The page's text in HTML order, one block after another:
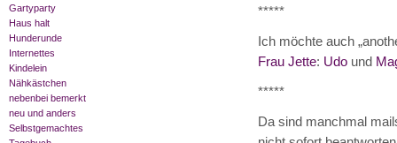
Gartyparty
Haus halt
Hunderunde
Internettes
Kindelein
Nähkästchen
nebenbei bemerkt
neu und anders
Selbstgemachtes
*****
Ich möchte auch
Frau Jette: Udound
*****
Da sind manchmal